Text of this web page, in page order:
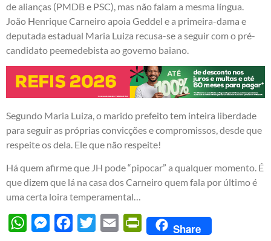
de alianças (PMDB e PSC), mas não falam a mesma língua.
João Henrique Carneiro apoia Geddel e a primeira-dama e
deputada estadual Maria Luiza recusa-se a seguir com o pré-
candidato peemedebista ao governo baiano.
Segundo Maria Luiza, o marido prefeito tem inteira liberdade
para seguir as próprias convicções e compromissos, desde que
respeite os dela. Ele que não respeite!
Há quem afirme que JH pode “pipocar” a qualquer momento. É
que dizem que lá na casa dos Carneiro quem fala por último é
uma certa loira temperamental…
WhatsAppMessengerFacebook
Twitter Email PrintFriendly
Share